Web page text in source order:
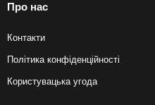
Про нас
Контакти
Політика конфіденційності
Користувацька угода